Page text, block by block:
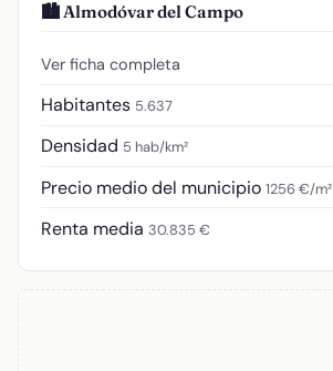
🏙️ Almodóvar del Campo
Ver ficha completa
Habitantes 5.637
Densidad 5 hab/km²
Precio medio del municipio 1256 €/m²
Renta media 30.835 €